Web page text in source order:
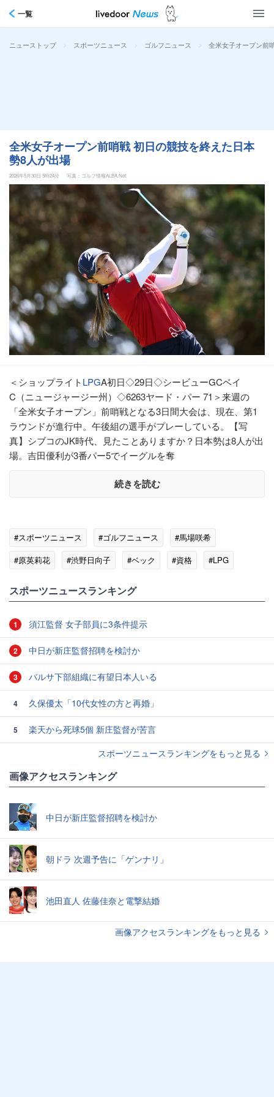
一覧
ニューストップ > スポーツニュース > ゴルフニュース > 全米女子オープン前
全米女子オープン前哨戦 初日の競技を終えた日本
勢8人が出場
2026年5月30日 5時24分 写真：ゴルフ情報ALBA.Net
＜ショップライトLPGA初日◇29日◇シービューGCベイ
C（ニュージャージー州）◇6263ヤード・パー 71＞来週の
「全米女子オープン」前哨戦となる3日間大会は、現在、第1
ラウンドが進行中。午後組の選手がプレーしている。【写
真】シブコのJK時代、見たことありますか？日本勢は8人が出
場。吉田優利が3番パー5でイーグルを奪
続きを読む
#スポーツニュース #ゴルフニュース
#馬場咲希
#原英莉花
#渋野日向子 #ベック #資格
#LPG
スポーツニュースランキング
1 須江監督 女子部員に3条件提示
2 中日が新庄監督招聘を検討か
3 バルサ下部組織に有望日本人いる
4 久保優太「10代女性の方と再婚」
5
楽天から死球5個 新庄監督が苦言
スポーツニュースランキングをもっと見る
画像アクセスランキング
中日が新庄監督招聘を検討か
朝ドラ 次週予告に「ゲンナリ」
池田直人 佐藤佳奈と電撃結婚
画像アクセスランキングをもっと見る